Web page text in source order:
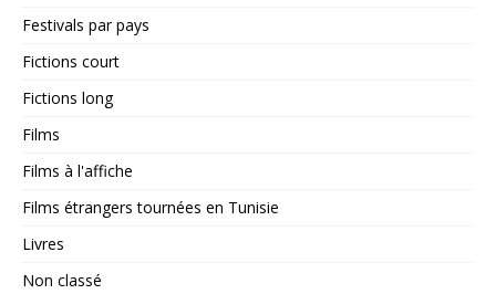
Festivals par pays
Fictions court
Fictions long
Films
Films à l'affiche
Films étrangers tournées en Tunisie
Livres
Non classé